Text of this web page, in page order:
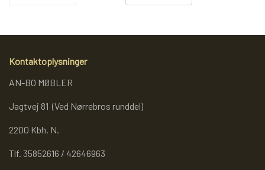
Kontaktoplysninger
AN-BO MØBLER
Jagtvej 81 (Ved Nørrebros runddel)
2200 Kbh. N.
Tlf. 35852616 / 42646963